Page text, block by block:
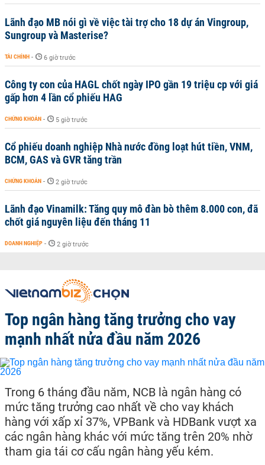
Lãnh đạo MB nói gì về việc tài trợ cho 18 dự án Vingroup,
Sungroup và Masterise?
TÀI CHÍNH - 6 giờ trước
Công ty con của HAGL chốt ngày IPO gần 19 triệu cp với giá
gấp hơn 4 lần cổ phiếu HAG
CHỨNG KHOÁN - 5 giờ trước
Cổ phiếu doanh nghiệp Nhà nước đồng loạt hút tiền, VNM,
BCM, GAS và GVR tăng trần
CHỨNG KHOÁN - 2 giờ trước
Lãnh đạo Vinamilk: Tăng quy mô đàn bò thêm 8.000 con, đã
chốt giá nguyên liệu đến tháng 11
DOANH NGHIỆP - 2 giờ trước
Top ngân hàng tăng trưởng cho vay
mạnh nhất nửa đầu năm 2026
Trong 6 tháng đầu năm, NCB là ngân hàng có
mức tăng trưởng cao nhất về cho vay khách
hàng với xấp xỉ 37%, VPBank và HDBank vượt xa
các ngân hàng khác với mức tăng trên 20% nhờ
tham gia tái cơ cấu ngân hàng yếu kém.